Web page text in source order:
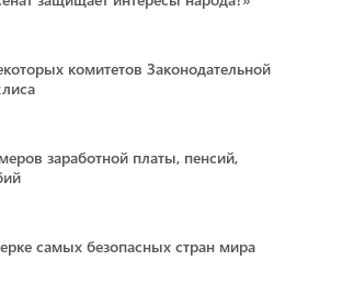
комитетов Законодательной
заработной платы, пенсий,
самых безопасных стран мира